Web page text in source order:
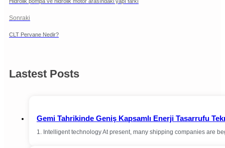
Sonraki
CLT Pervane Nedir?
Lastest Posts
Gemi Tahrikinde Geniş Kapsamlı Enerji Tasarrufu
1. Intelligent technology At present, many shipping companies are